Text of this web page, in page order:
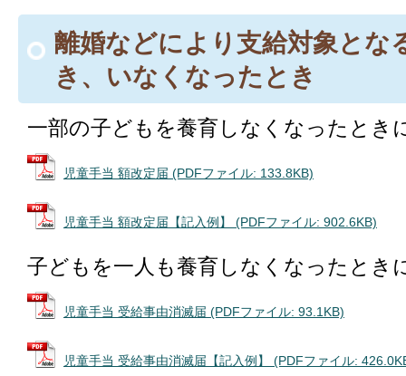
離婚などにより支給対象とな
き、いなくなったとき
一部の子どもを養育しなくなったとき
児童手当 額改定届 (PDFファイル: 133.8KB)
児童手当 額改定届【記入例】 (PDFファイル: 902.6KB)
子どもを一人も養育しなくなったとき
児童手当 受給事由消滅届 (PDFファイル: 93.1KB)
児童手当 受給事由消滅届【記入例】 (PDFファイル: